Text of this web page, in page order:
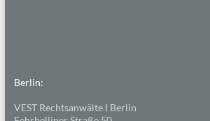
Berlin:
VEST Rechtsanwälte I Berlin